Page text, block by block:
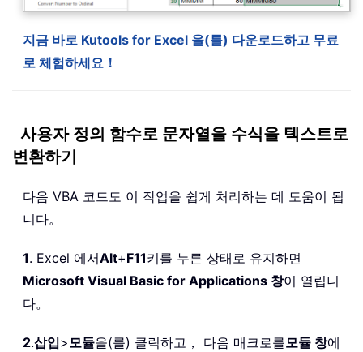
지금 바로 Kutools for Excel 을(를) 다운로드하고 무료
로 체험하세요！
사용자 정의 함수로 문자열을 수식을 텍스트로
변환하기
다음 VBA 코드도 이 작업을 쉽게 처리하는 데 도움이 됩
니다。
1. Excel 에서Alt+F11키를 누른 상태로 유지하면
Microsoft Visual Basic for Applications 창이 열립니
다。
2.삽입>모듈을(를) 클릭하고， 다음 매크로를모듈 창에